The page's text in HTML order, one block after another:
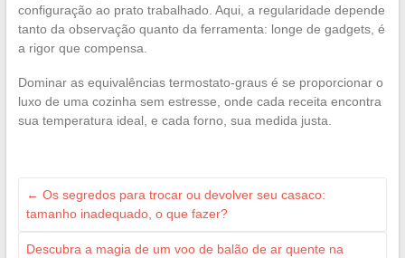
configuração ao prato trabalhado. Aqui, a regularidade depende
tanto da observação quanto da ferramenta: longe de gadgets, é
a rigor que compensa.
Dominar as equivalências termostato-graus é se proporcionar o
luxo de uma cozinha sem estresse, onde cada receita encontra
sua temperatura ideal, e cada forno, sua medida justa.
← Os segredos para trocar ou devolver seu casaco:
tamanho inadequado, o que fazer?
Descubra a magia de um voo de balão de ar quente na